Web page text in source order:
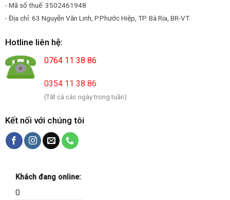
- Mã số thuế: 3502461948
- Địa chỉ: 63 Nguyễn Văn Linh, P.Phước Hiệp, TP. Bà Rịa, BR-VT.
Hotline liên hệ:
0764 11 38 86
0354 11 38 86
(Tất cả các ngày trong tuần)
Kết nối với chúng tôi
Khách đang online:
0